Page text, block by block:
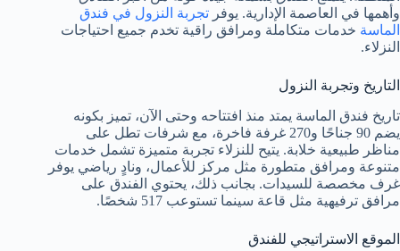
وأهمها في العاصمة الإدارية. يوفر تجربة النزول في فندق
الماسة خدمات متكاملة ومرافق راقية تخدم جميع احتياجات
النزلاء.
التاريخ وتجربة النزول
تاريخ فندق الماسة يمتد منذ افتتاحه وحتى الآن، تميز بكونه
يضم 90 جناحًا و270 غرفة فاخرة، مع شرفات تطل على
مناظر طبيعية خلابة. يتيح للنزلاء تجربة متميزة تشمل خدمات
متنوعة ومرافق متطورة مثل مركز للأعمال، ونادٍ رياضي يوفر
غرف مخصصة للسيدات. بجانب ذلك، يحتوي الفندق على
مرافق ترفيهية مثل قاعة سينما تستوعب 517 شخصًا.
الموقع الاستراتيجي للفندق